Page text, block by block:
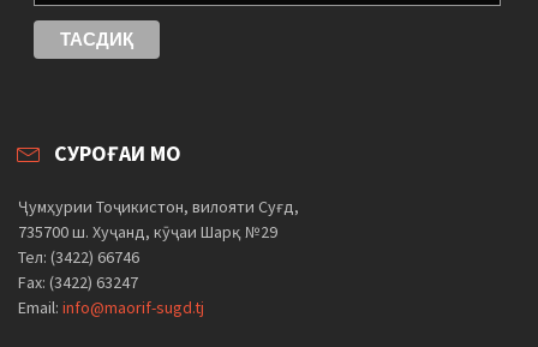
СУРОҒАИ МО
Ҷумҳурии Тоҷикистон, вилояти Суғд,
735700 ш. Хуҷанд, кӯҷаи Шарқ №29
Тел: (3422) 66746
Fax: (3422) 63247
Email: info@maorif-sugd.tj